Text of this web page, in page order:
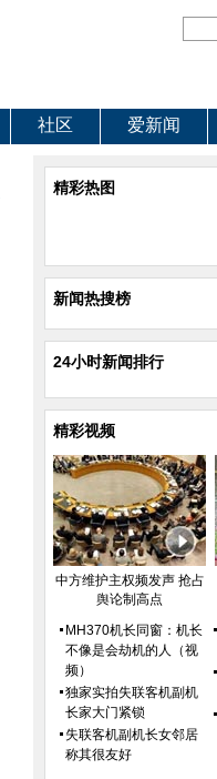
社区 爱新闻
精彩热图
新闻热搜榜
24小时新闻排行
精彩视频
中方维护主权频发声 抢占
舆论制高点
MH370机长同窗：机长
不像是会劫机的人（视
频）
独家实拍失联客机副机
长家大门紧锁
失联客机副机长女邻居
称其很友好